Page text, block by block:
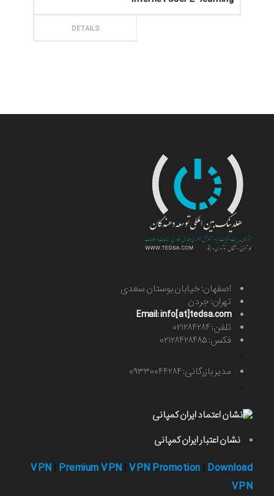
DETAILS
اصفهان: خیابان بوستان سعدی
تهران: جردن
Email: info[at]tedsa.com
تلفن: ۰۲۱۲۸۴۲۸۴
فکس: ۰۲۱۲۸۴۲۸۴۸۵
مدیر بازرگانی: ۰۹۳۳۰۰۴۴۲۸۴
نشان اعتبار ایران کمپانی
VPN Premium VPN VPN Promotion Download
VPN